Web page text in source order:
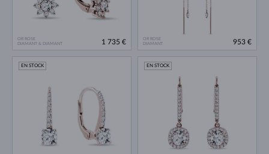
OR ROSE
DIAMANT & DIAMANT
1 735 €
OR ROSE
DIAMANT
953 €
EN STOCK EN STOCK